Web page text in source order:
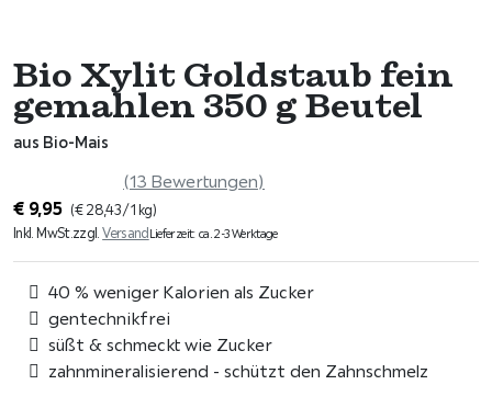
Bio Xylit Goldstaub fein
gemahlen 350 g Beutel
aus Bio-Mais
(13 Bewertungen)
€ 9,95 (€28,43/ 1 kg)
Inkl. MwSt.zzgl.Versand Lieferzeit: ca. 2-3 Werktage
40 % weniger Kalorien als Zucker
gentechnikfrei
süßt & schmeckt wie Zucker
zahnmineralisierend - schützt den Zahnschmelz